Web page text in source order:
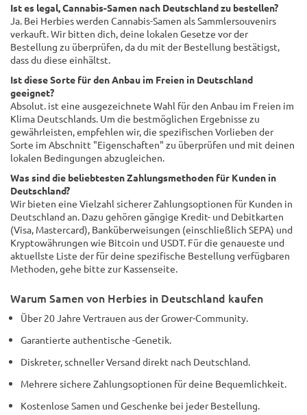
Ist es legal, Cannabis-Samen nach Deutschland zu bestellen?
Ja. Bei Herbies werden Cannabis-Samen als Sammlersouvenirs
verkauft. Wir bitten dich, deine lokalen Gesetze vor der
Bestellung zu überprüfen, da du mit der Bestellung bestätigst,
dass du diese einhältst.
Ist diese Sorte für den Anbau im Freien in Deutschland
geeignet?
Absolut. ist eine ausgezeichnete Wahl für den Anbau im Freien im
Klima Deutschlands. Um die bestmöglichen Ergebnisse zu
gewährleisten, empfehlen wir, die spezifischen Vorlieben der
Sorte im Abschnitt "Eigenschaften" zu überprüfen und mit deinen
lokalen Bedingungen abzugleichen.
Was sind die beliebtesten Zahlungsmethoden für Kunden in
Deutschland?
Wir bieten eine Vielzahl sicherer Zahlungsoptionen für Kunden in
Deutschland an. Dazu gehören gängige Kredit- und Debitkarten
(Visa, Mastercard), Banküberweisungen (einschließlich SEPA) und
Kryptowährungen wie Bitcoin und USDT. Für die genaueste und
aktuellste Liste der für deine spezifische Bestellung verfügbaren
Methoden, gehe bitte zur Kassenseite.
Warum Samen von Herbies in Deutschland kaufen
Über 20 Jahre Vertrauen aus der Grower-Community.
Garantierte authentische -Genetik.
Diskreter, schneller Versand direkt nach Deutschland.
Mehrere sichere Zahlungsoptionen für deine Bequemlichkeit.
Kostenlose Samen und Geschenke bei jeder Bestellung.